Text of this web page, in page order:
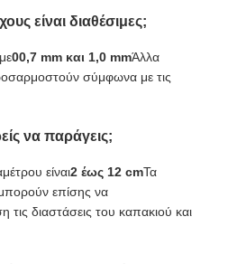
είναι διαθέσιμες;
00,7 mm και 1,0 mmΆλλα
σύμφωνα με τις
να παράγεις;
είναι2 έως 12 cmΤα
επίσης να
διαστάσεις του καπακιού και